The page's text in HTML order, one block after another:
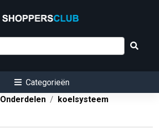
Categorieën
Onderdelen
koelsysteem